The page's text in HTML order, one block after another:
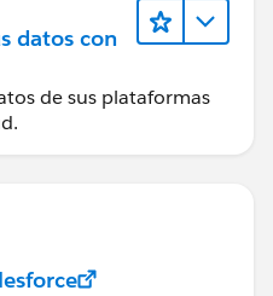
datos con
de sus plataformas